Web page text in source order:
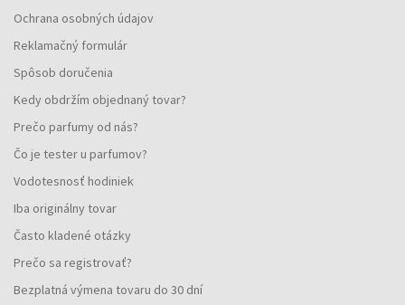
Ochrana osobných údajov
Reklamačný formulár
Spôsob doručenia
Kedy obdržím objednaný tovar?
Prečo parfumy od nás?
Čo je tester u parfumov?
Vodotesnosť hodiniek
Iba originálny tovar
Často kladené otázky
Prečo sa registrovať?
Bezplatná výmena tovaru do 30 dní